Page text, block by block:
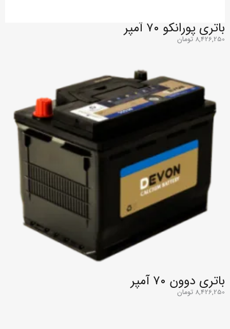
باتری پورانکو ۷۰ آمپر
8,426,250 تومان
باتری دوون ۷۰ آمپر
8,426,250 تومان